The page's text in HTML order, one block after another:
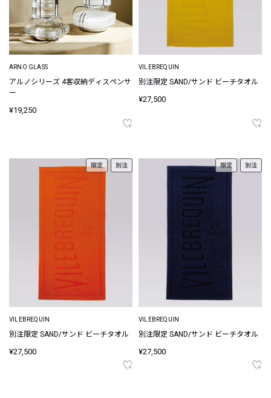
ARNO GLASS
アルノシリーズ 4客収納ディスペンサ
ー
¥19,250
VILEBREQUIN
別注限定 SAND/サンド ビーチタオル
¥27,500
限定 別注
VILEBREQUIN
別注限定 SAND/サンド ビーチタオル
¥27,500
限定 別注
VILEBREQUIN
別注限定 SAND/サンド ビーチタオル
¥27,500